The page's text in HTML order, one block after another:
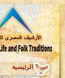
الرئيسية